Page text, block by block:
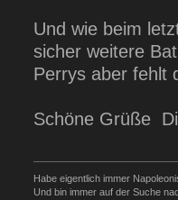
Und wie beim
sicher weitere
Perrys aber fehlt
Schöne Grüße
Habe eigentlich immer
Und bin immer auf der Suche